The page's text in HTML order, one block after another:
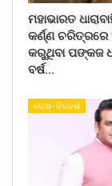
ମହାଭାରତ
କର୍ଣ୍ଣ
କରୁଥିବା ପଙ୍କଜ
ବର୍ଷ…
ଦେଶ- ବିଦେଶ